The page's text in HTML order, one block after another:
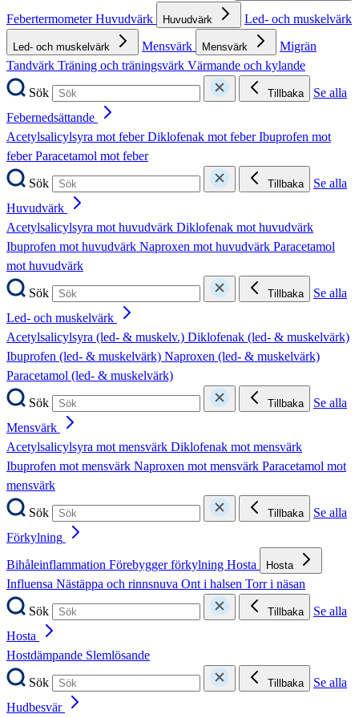
FebertermometerHuvudvärk Huvudvärk Led- och muskelvärk
Led- och muskelvärk Mensvärk Mensvärk
Migrän
Tandvärk Träning och träningsvärk Värmande och kylande
Sök
Tillbaka
Se alla
Febernedsättande
Acetylsalicylsyra mot feberDiklofenak mot feberIbuprofen mot
feberParacetamol mot feber
Sök
Tillbaka
Se alla
Huvudvärk
Acetylsalicylsyra mot huvudvärk Diklofenak mot huvudvärk
Ibuprofen mot huvudvärk Naproxen mot huvudvärk Paracetamol
mot huvudvärk
Sök
Tillbaka
Se alla
Led- och muskelvärk
Acetylsalicylsyra (led- & muskelv.) Diklofenak (led- & muskelvärk)
Ibuprofen (led- & muskelvärk) Naproxen (led- & muskelvärk)
Paracetamol (led- & muskelvärk)
Sök
Tillbaka
Se alla
Mensvärk
Acetylsalicylsyra mot mensvärk Diklofenak mot mensvärk
Ibuprofen mot mensvärk Naproxen mot mensvärk Paracetamol mot
mensvärk
Sök
Tillbaka
Se alla
Förkylning
Bihåleinflammation Förebygger förkylning Hosta Hosta
Influensa Nästäppa och rinnsnuva Ont i halsen Torr i näsan
Sök
Tillbaka
Se alla
Hosta
Hostdämpande Slemlösande
Sök
Tillbaka
Se alla
Hudbesvär